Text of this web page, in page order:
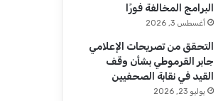
البرامج المخالفة فورًا
أغسطس 3, 2026
التحقق من تصريحات الإعلامي
جابر القرموطي بشأن وقف
القيد في نقابة الصحفيين
يوليو 23, 2026